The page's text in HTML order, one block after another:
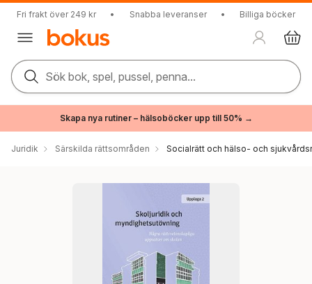
Fri frakt över 249 kr • Snabba leveranser • Billiga böcker
Sök bok, spel, pussel, penna...
Skapa nya rutiner – hälsoböcker upp till 50% →
Juridik Särskilda rättsområden Socialrätt och hälso- och